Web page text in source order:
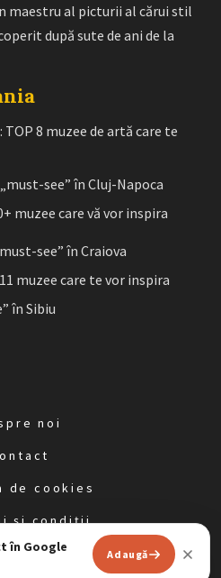
maestru al picturii al cărui stil
după sute de ani de la
8 muzee de artă care te
see” în Cluj-Napoca
muzee care vă vor inspira
see” în Craiova
muzee care te vor inspira
în Sibiu
noi
de cookies
și condiții
în Google
Adaugă